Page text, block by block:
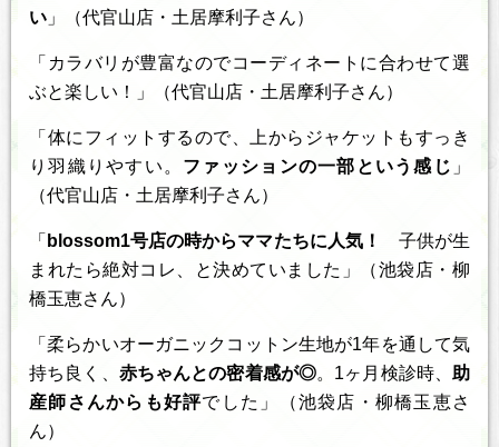
い 」（代官山店・土居摩利子さん）
「カラバリが豊富なのでコーディネートに合わせて選
ぶと楽しい！」（代官山店・土居摩利子さん）
「体にフィットするので、上からジャケットもすっき
り羽織りやすい。 ファッションの一部という感じ 」
（代官山店・土居摩利子さん）
「 blossom1号店の時からママたちに人気！
子供が生
まれたら絶対コレ、と決めていました」（池袋店・柳
橋玉恵さん）
「柔らかいオーガニックコットン生地が1年を通して気
持ち良く、 赤ちゃんとの密着感が◎。1ヶ月検診時、 助
産師さんからも好評でした」（池袋店・柳橋玉恵さ
ん）